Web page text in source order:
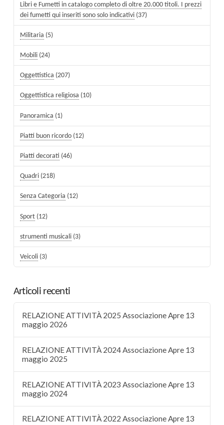
Libri e Fumetti in catalogo completo di oltre 20.000 titoli. I prezzi
dei fumetti qui inseriti sono solo indicativi (37)
Militaria (5)
Mobili (24)
Oggettistica (207)
Oggettistica religiosa (10)
Panoramica (1)
Piatti buon ricordo (12)
Piatti decorati (46)
Quadri (218)
Senza Categoria (12)
Sport (12)
strumenti musicali (3)
Veicoli (3)
Articoli recenti
RELAZIONE ATTIVITÀ 2025 Associazione Apre 13
maggio 2026
RELAZIONE ATTIVITÀ 2024 Associazione Apre 13
maggio 2025
RELAZIONE ATTIVITÀ 2023 Associazione Apre 13
maggio 2024
RELAZIONE ATTIVITÀ 2022 Associazione Apre 13